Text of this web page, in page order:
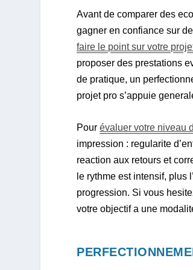
Avant de comparer des
gagner en confiance sur
faire le point sur votre
proposer des prestations
de pratique, un
projet pro s’appuie
Pourévaluer votre niveau
impression : regularite
reaction aux retours et
le rythme est intensif, plus
progression. Si vous
votre objectif a une